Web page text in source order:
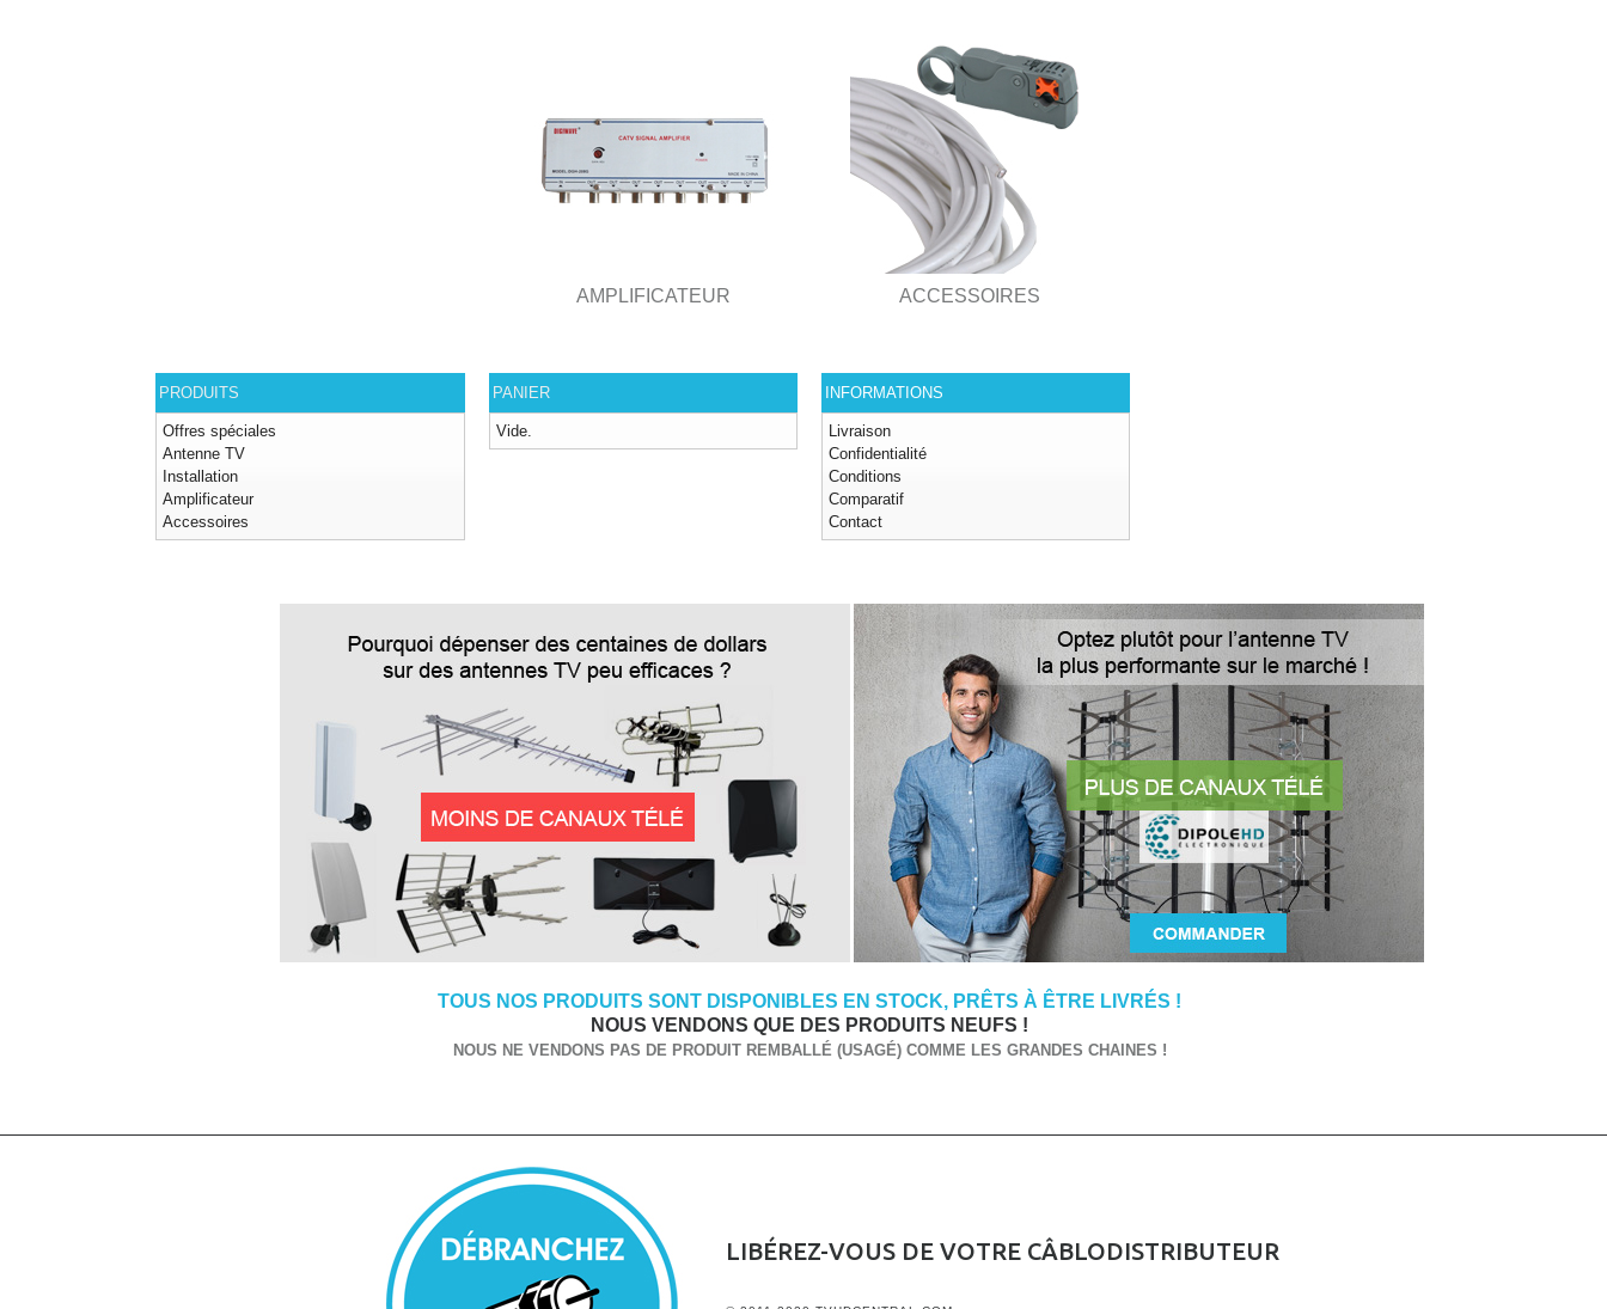
AMPLIFICATEUR ACCESSOIRES
PRODUITS
Offres spéciales
Antenne TV
Installation
Amplificateur
Accessoires
PANIER
Vide.
INFORMATIONS
Livraison
Confidentialité
Conditions
Comparatif
Contact
TOUS NOS PRODUITS SONT DISPONIBLES EN STOCK, PRÊTS À ÊTRE LIVRÉS !
NOUS VENDONS QUE DES PRODUITS NEUFS !
NOUS NE VENDONS PAS DE PRODUIT REMBALLÉ (USAGÉ) COMME LES GRANDES CHAINES !
LIBÉREZ-VOUS DE VOTRE CÂBLODISTRIBUTEUR